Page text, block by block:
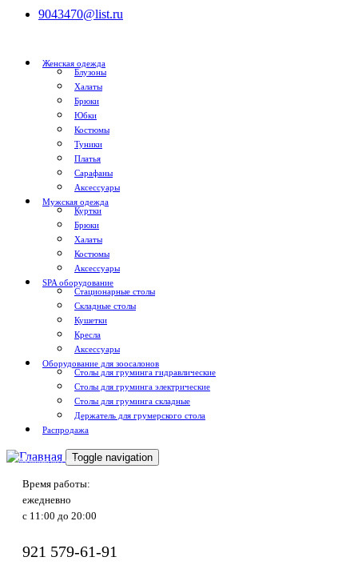
9043470@list.ru
Женская одежда
Блузоны
Халаты
Брюки
Юбки
Костюмы
Туники
Платья
Сарафаны
Аксессуары
Мужская одежда
Куртки
Брюки
Халаты
Костюмы
Аксессуары
SPA оборудование
Стационарные столы
Складные столы
Кушетки
Кресла
Аксессуары
Оборудование для зоосалонов
Столы для груминга гидравлические
Столы для груминга электрические
Столы для груминга складные
Держатель для грумерского стола
Распродажа
Доставка по РоссииToggle navigation
Время работы:
ежедневно
с 11:00 до 20:00
921 579-61-91